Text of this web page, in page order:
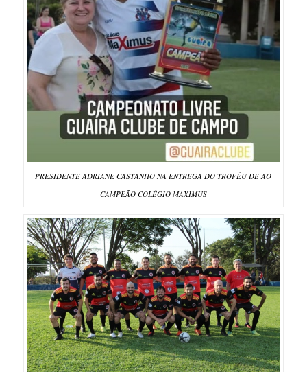
PRESIDENTE ADRIANE CASTANHO NA ENTREGA DO TROFÉU DE AO
CAMPEÃO COLÉGIO MAXIMUS